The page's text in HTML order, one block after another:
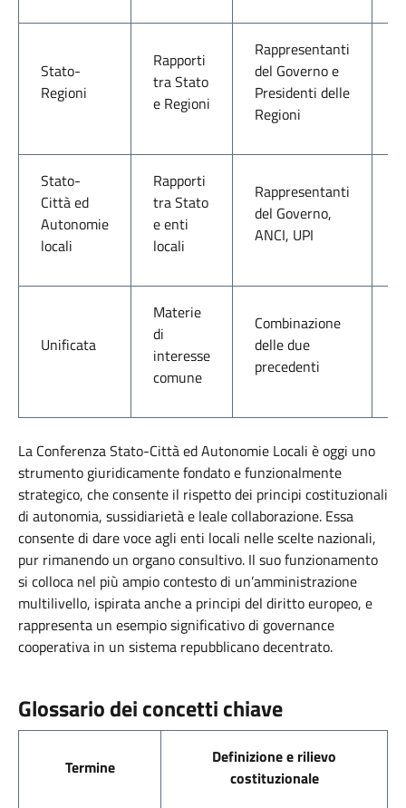
Stato-
Regioni
Rapporti
tra Stato
e Regioni
Rappresentanti
del Governo e
Presidenti delle
Regioni
Stato-
Città ed
Autonomie
locali
Rapporti
tra Stato
e enti
locali
Rappresentanti
del Governo,
ANCI, UPI
Unificata
Materie
di
interesse
comune
Combinazione
delle due
precedenti
La Conferenza Stato-Città ed Autonomie Locali è oggi uno
strumento giuridicamente fondato e funzionalmente
strategico, che consente il rispetto dei principi costituzionali
di autonomia, sussidiarietà e leale collaborazione. Essa
consente di dare voce agli enti locali nelle scelte nazionali,
pur rimanendo un organo consultivo. Il suo funzionamento
si colloca nel più ampio contesto di un’amministrazione
multilivello, ispirata anche a principi del diritto europeo, e
rappresenta un esempio significativo di governance
cooperativa in un sistema repubblicano decentrato.
Glossario dei concetti chiave
Termine
Definizione e rilievo
costituzionale